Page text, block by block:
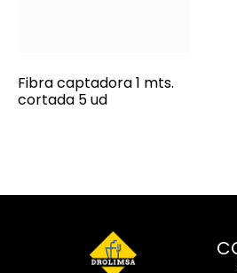
Fibra captadora 1 mts.
cortada 5 ud